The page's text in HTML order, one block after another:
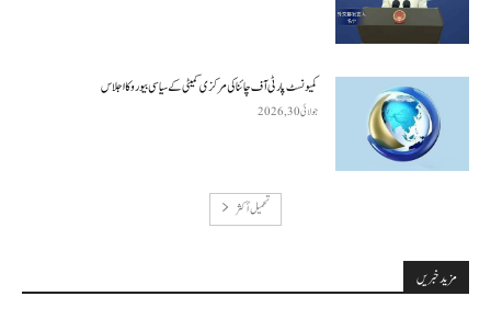
کمیونسٹ پارٹی آف چائنا کی مرکزی کمیٹی کے سیاسی بیورو کا اجلاس
جولائی 30, 2026
تحميل أكثر
مزید خبریں